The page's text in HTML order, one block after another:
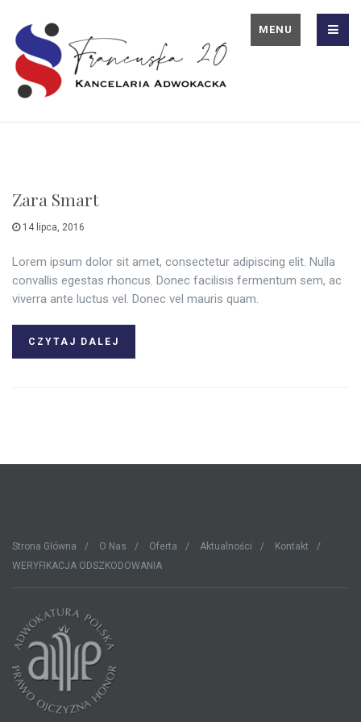
MENU
Zara Smart
14 lipca, 2016
Lorem ipsum dolor sit amet, consectetur adipiscing elit. Nulla
convallis egestas rhoncus. Donec facilisis fermentum sem, ac
viverra ante luctus vel. Donec vel mauris quam.
CZYTAJ DALEJ
Strona Główna O Nas Oferta Aktualności
Kontakt
WERYFIKACJA ODSZKODOWANIA